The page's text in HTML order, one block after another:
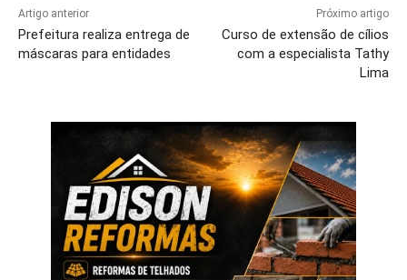
Artigo anterior
Prefeitura realiza entrega de
máscaras para entidades
Próximo artigo
Curso de extensão de cílios
com a especialista Tathy
Lima